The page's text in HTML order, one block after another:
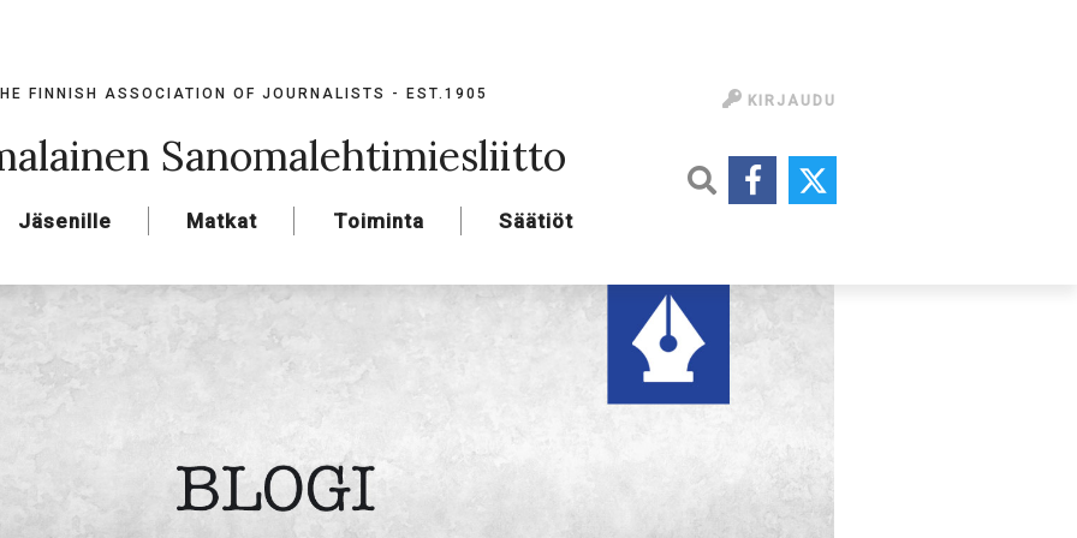
FINNISH ASSOCIATION OF JOURNALISTS - EST.1905
Sanomalehtimiesliitto
Jäsenille Matkat Toiminta Säätiöt
KIRJAUDU